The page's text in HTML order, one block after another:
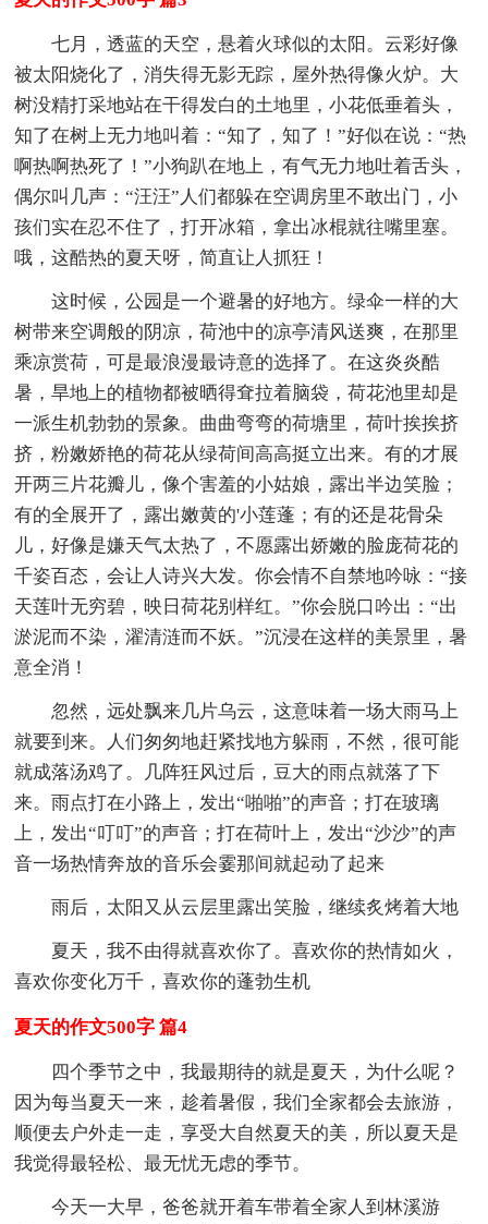
七月，透蓝的天空，悬着火球似的太阳。云彩好像
被太阳烧化了，消失得无影无踪，屋外热得像火炉。大
树没精打采地站在干得发白的土地里，小花低垂着头，
知了在树上无力地叫着：“知了，知了！”好似在说：“热
啊热啊热死了！”小狗趴在地上，有气无力地吐着舌头，
偶尔叫几声：“汪汪”人们都躲在空调房里不敢出门，小
孩们实在忍不住了，打开冰箱，拿出冰棍就往嘴里塞。
哦，这酷热的夏天呀，简直让人抓狂！
这时候，公园是一个避暑的好地方。绿伞一样的大
树带来空调般的阴凉，荷池中的凉亭清风送爽，在那里
乘凉赏荷，可是最浪漫最诗意的选择了。在这炎炎酷
暑，旱地上的植物都被晒得耷拉着脑袋，荷花池里却是
一派生机勃勃的景象。曲曲弯弯的荷塘里，荷叶挨挨挤
挤，粉嫩娇艳的荷花从绿荷间高高挺立出来。有的才展
开两三片花瓣儿，像个害羞的小姑娘，露出半边笑脸；
有的全展开了，露出嫩黄的'小莲蓬；有的还是花骨朵
儿，好像是嫌天气太热了，不愿露出娇嫩的脸庞荷花的
千姿百态，会让人诗兴大发。你会情不自禁地吟咏：“接
天莲叶无穷碧，映日荷花别样红。”你会脱口吟出：“出
淤泥而不染，濯清涟而不妖。”沉浸在这样的美景里，暑
意全消！
忽然，远处飘来几片乌云，这意味着一场大雨马上
就要到来。人们匆匆地赶紧找地方躲雨，不然，很可能
就成落汤鸡了。几阵狂风过后，豆大的雨点就落了下
来。雨点打在小路上，发出“啪啪”的声音；打在玻璃
上，发出“叮叮”的声音；打在荷叶上，发出“沙沙”的声
音一场热情奔放的音乐会霎那间就起动了起来
雨后，太阳又从云层里露出笑脸，继续炙烤着大地
夏天，我不由得就喜欢你了。喜欢你的热情如火，
喜欢你变化万千，喜欢你的蓬勃生机
夏天的作文500字 篇4
四个季节之中，我最期待的就是夏天，为什么呢？
因为每当夏天一来，趁着暑假，我们全家都会去旅游，
顺便去户外走一走，享受大自然夏天的美，所以夏天是
我觉得最轻松、最无忧无虑的季节。
今天一大早，爸爸就开着车带着全家人到林溪游